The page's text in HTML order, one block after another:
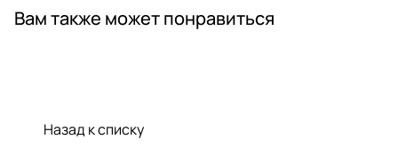
Вам также может понравиться
Назад к списку